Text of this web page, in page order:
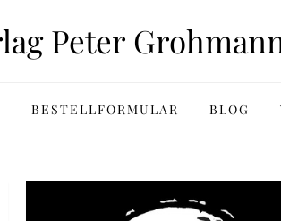
Peter
BESTELLFORMULAR BLOG